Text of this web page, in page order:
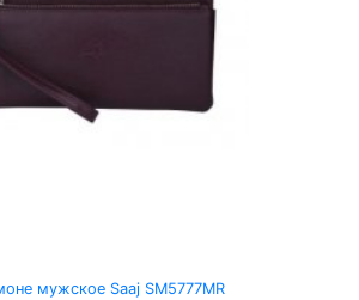
мужское Saaj SM5777MR